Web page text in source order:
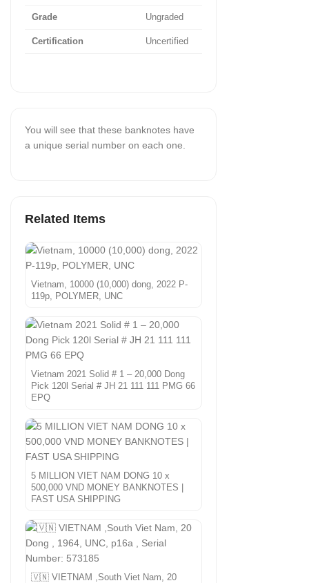
Grade Ungraded
Certification Uncertified
You will see that these banknotes have
a unique serial number on each one.
Related Items
Vietnam, 10000 (10,000) dong, 2022 P-
119p, POLYMER, UNC
Vietnam 2021 Solid # 1 – 20,000 Dong
Pick 120l Serial # JH 21 111 111 PMG 66
EPQ
5 MILLION VIET NAM DONG 10 x
500,000 VND MONEY BANKNOTES |
FAST USA SHIPPING
🇻🇳 VIETNAM ,South Viet Nam, 20